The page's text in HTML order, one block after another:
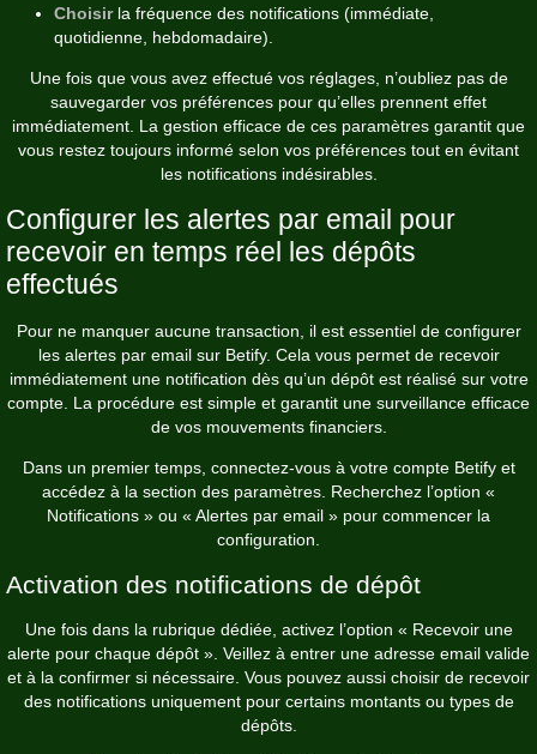
Choisirla fréquence des notifications (immédiate,
quotidienne, hebdomadaire).
Une fois que vous avez effectué vos réglages, n’oubliez pas de
sauvegarder vos préférences pour qu’elles prennent effet
immédiatement. La gestion efficace de ces paramètres garantit que
vous restez toujours informé selon vos préférences tout en évitant
les notifications indésirables.
Configurer les alertes par email pour
recevoir en temps réel les dépôts
effectués
Pour ne manquer aucune transaction, il est essentiel de configurer
les alertes par email sur Betify. Cela vous permet de recevoir
immédiatement une notification dès qu’un dépôt est réalisé sur votre
compte. La procédure est simple et garantit une surveillance efficace
de vos mouvements financiers.
Dans un premier temps, connectez-vous à votre compte Betify et
accédez à la section des paramètres. Recherchez l’option «
Notifications » ou « Alertes par email » pour commencer la
configuration.
Activation des notifications de dépôt
Une fois dans la rubrique dédiée, activez l’option « Recevoir une
alerte pour chaque dépôt ». Veillez à entrer une adresse email valide
et à la confirmer si nécessaire. Vous pouvez aussi choisir de recevoir
des notifications uniquement pour certains montants ou types de
dépôts.